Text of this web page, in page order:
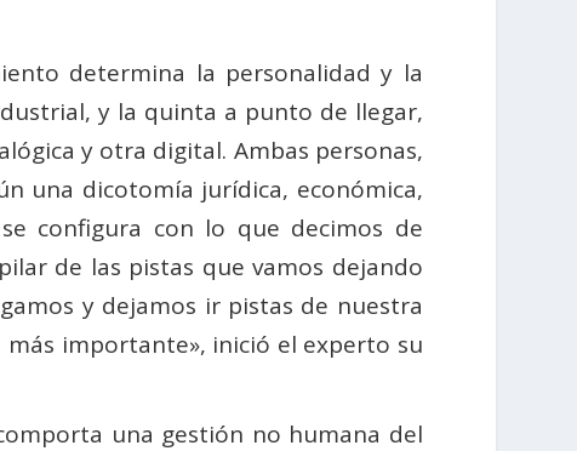
determina la personalidad y la
y la quinta a punto de llegar,
y otra digital. Ambas personas,
una dicotomía jurídica, económica,
configura con lo que decimos de
de las pistas que vamos dejando
y dejamos ir pistas de nuestra
importante», inició el experto su
una gestión no humana del